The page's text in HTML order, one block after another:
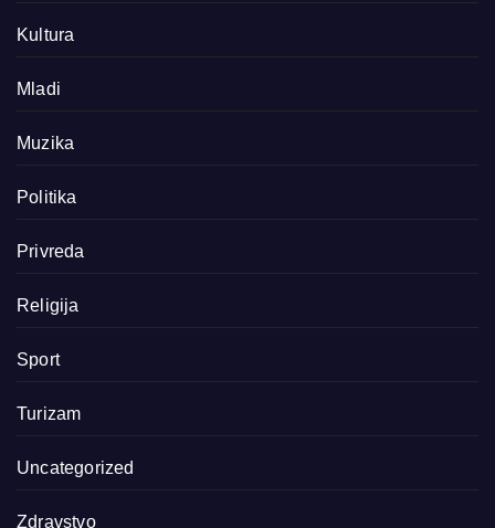
Kultura
Mladi
Muzika
Politika
Privreda
Religija
Sport
Turizam
Uncategorized
Zdravstvo